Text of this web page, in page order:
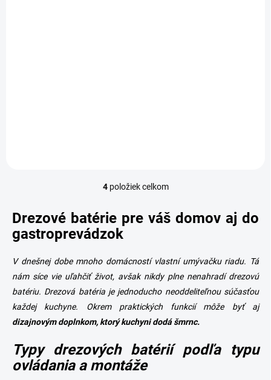
O
l
á
c
i
e
p
r
v
k
y
v
ý
4položiek celkom
Drezové batérie pre váš domov aj do
gastroprevádzok
V dnešnej dobe mnoho domácností vlastní umývačku riadu. Tá
nám síce vie uľahčiť život, avšak nikdy plne nenahradídrezovú
batériu. Drezová batéria je jednoducho neoddeliteľnou súčasťou
každej kuchyne. Okrem praktických funkcií môže byť aj
dizajnovým doplnkom, ktorý kuchyni dodá šmrnc.
Typy drezových batérií podľa typu
ovládania a montáže